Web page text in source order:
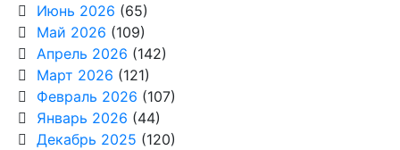
Июнь 2026 (65)
Май 2026 (109)
Апрель 2026 (142)
Март 2026 (121)
Февраль 2026 (107)
Январь 2026 (44)
Декабрь 2025 (120)